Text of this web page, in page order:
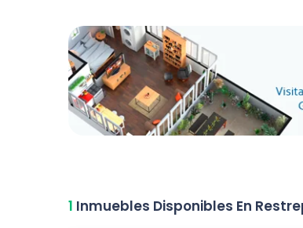
1 Inmuebles Disponibles En